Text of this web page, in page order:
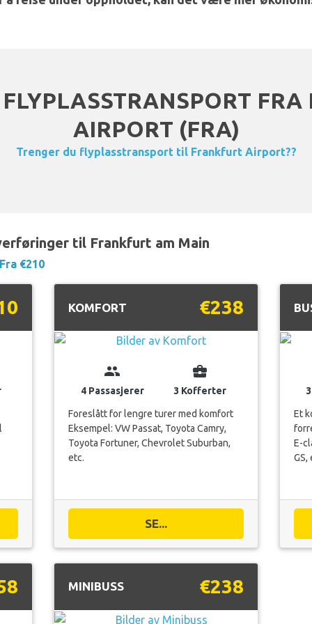
FRA
AIRPORT (FRA)
Trenger du flyplasstransport til Frankfurt Airport??
til Frankfurt am Main
Fra €210
KOMFORT €238
group
4 Passasjerer
business_center
3 Kofferter
Foreslått for lengre turer med komfort
Eksempel: VW Passat, Toyota Camry,
Toyota Fortuner, Chevrolet Suburban,
etc.
SE...
Et
E-
GS,
MINIBUSS €238